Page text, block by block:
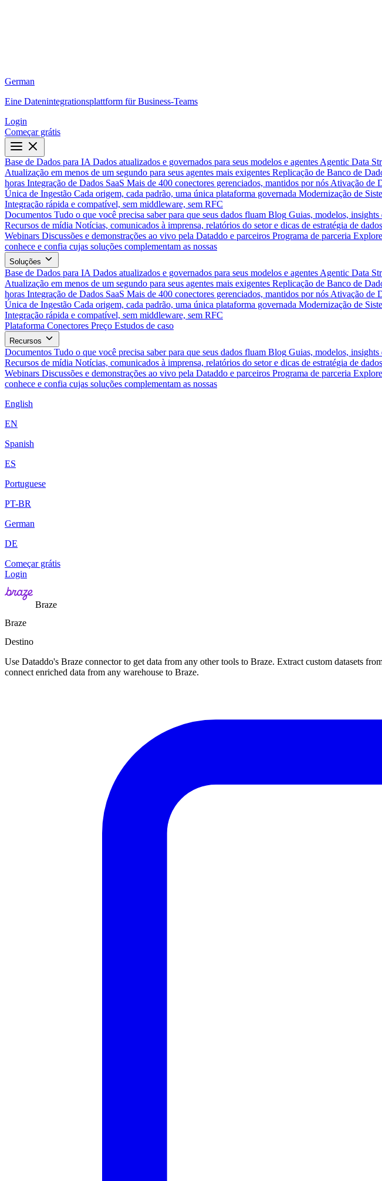
German
Eine Datenintegrationsplattform für Business-Teams
Login
Começar grátis
Base de Dados para IA Dados atualizados e governados para seus modelos e agentes Agentic Data
Atualização em menos de um segundo para seus agentes mais exigentes Replicação de Banco de
horas Integração de Dados SaaS Mais de 400 conectores gerenciados, mantidos por nós Ativação de
Única de Ingestão Cada origem, cada padrão, uma única plataforma governada Modernização de
Integração rápida e compatível, sem middleware, sem RFC
Documentos Tudo o que você precisa saber para que seus dados fluam Blog Guias, modelos,
Recursos de mídia Notícias, comunicados à imprensa, relatórios do setor e dicas de estratégia de dados
Webinars Discussões e demonstrações ao vivo pela Dataddo e parceiros Programa de parceria
conhece e confia cujas soluções complementam as nossas
Soluções
Base de Dados para IA Dados atualizados e governados para seus modelos e agentes Agentic Data
Atualização em menos de um segundo para seus agentes mais exigentes Replicação de Banco de
horas Integração de Dados SaaS Mais de 400 conectores gerenciados, mantidos por nós Ativação de
Única de Ingestão Cada origem, cada padrão, uma única plataforma governada Modernização de
Integração rápida e compatível, sem middleware, sem RFC
Plataforma Conectores Preço Estudos de caso
Recursos
Documentos Tudo o que você precisa saber para que seus dados fluam Blog Guias, modelos,
Recursos de mídia Notícias, comunicados à imprensa, relatórios do setor e dicas de estratégia de dados
Webinars Discussões e demonstrações ao vivo pela Dataddo e parceiros Programa de parceria
conhece e confia cujas soluções complementam as nossas
English
EN
Spanish
ES
Portuguese
PT-BR
German
DE
Começar grátis
Login
Braze
Braze
Destino
Use Dataddo's Braze connector to get data from any other tools to Braze. Extract custom datasets
connect enriched data from any warehouse to Braze.